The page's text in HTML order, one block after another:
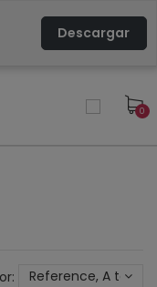
Descargar
0
Reference, A to Z